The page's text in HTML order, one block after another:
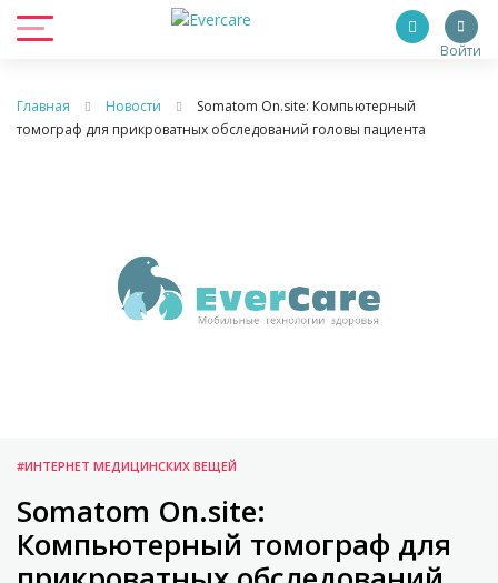
Войти
Главная Новости
Somatom On.site: Компьютерный
томограф для прикроватных обследований головы пациента
#ИНТЕРНЕТ МЕДИЦИНСКИХ ВЕЩЕЙ
Somatom On.site:
Компьютерный томограф для